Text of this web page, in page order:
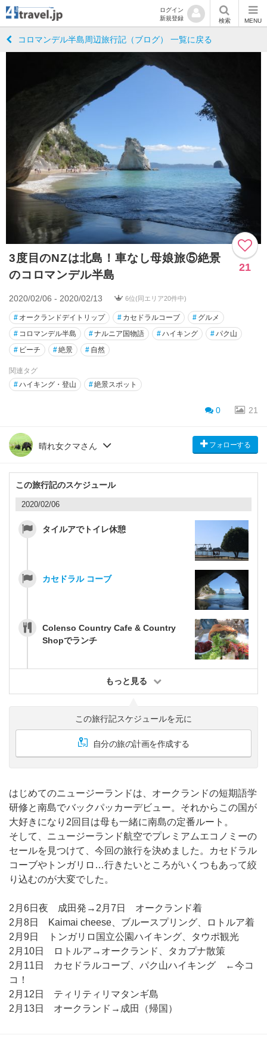
ログイン
新規登録
検索 MENU
コロマンデル半島周辺旅行記（ブログ） 一覧に戻る
3度目のNZは北島！車なし母娘旅⑤絶景
のコロマンデル半島
21
2020/02/06 - 2020/02/13 6位(同エリア20件中)
# オークランドデイトリップ # カセドラルコーブ # グルメ
# コロマンデル半島 #ナルニア国物語 #ハイキング #パク山
# ビーチ #絶景 # 自然
関連タグ
#ハイキング・登山 #絶景スポット
0 21
晴れ女クマさん フォローする
この旅行記のスケジュール
2020/02/06
タイルアでトイレ休憩
カセドラル コーブ
Colenso Country Cafe & Country
Shopでランチ
もっと見る
この旅行記スケジュールを元に
自分の旅の計画を作成する
はじめてのニュージーランドは、オークランドの短期語学
研修と南島でバックパッカーデビュー。それからこの国が
大好きになり2回目は母も一緒に南島の定番ルート。
そして、ニュージーランド航空でプレミアムエコノミーの
セールを見つけて、今回の旅行を決めました。カセドラル
コーブやトンガリロ…行きたいところがいくつもあって絞
り込むのが大変でした。
2月6日夜 成田発→2月7日 オークランド着
2月8日 Kaimai cheese、ブルースプリング、ロトルア着
2月9日 トンガリロ国立公園ハイキング、タウポ観光
2月10日 ロトルア→オークランド、タカプナ散策
2月11日 カセドラルコーブ、パク山ハイキング ←今コ
コ！
2月12日 ティリティリマタンギ島
2月13日 オークランド→成田（帰国）